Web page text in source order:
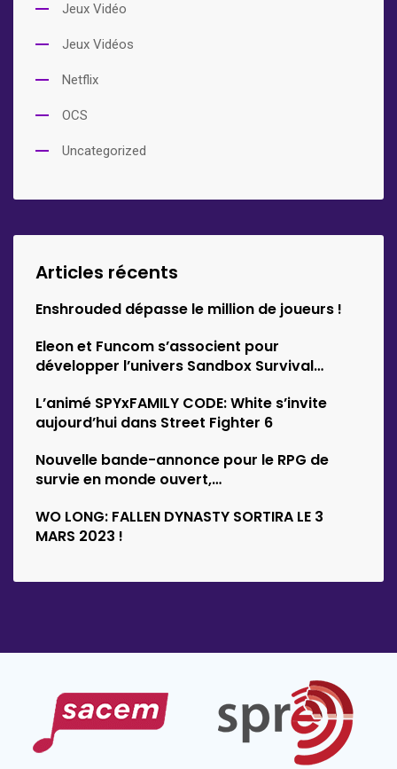
Jeux Vidéo
Jeux Vidéos
Netflix
OCS
Uncategorized
Articles récents
Enshrouded dépasse le million de joueurs !
Eleon et Funcom s’associent pour
développer l’univers Sandbox Survival
L’animé SPYxFAMILY CODE: White s’invite
aujourd’hui dans Street Fighter 6
Nouvelle bande-annonce pour le RPG de
survie en monde ouvert,…
WO LONG: FALLEN DYNASTY SORTIRA LE 3
MARS 2023 !